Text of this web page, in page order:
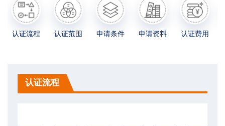
认证流程 认证范围 申请条件 申请资料 认证费用
认证流程